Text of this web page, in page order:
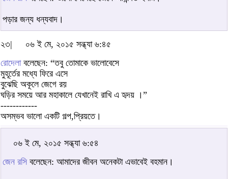
পড়ার জন্য ধন্যবাদ।
২৩|
০৬ ই মে, ২০১৫ সন্ধ্যা ৬:৪৫
রোদেলাবলেছেন: “তবু তোমাকে ভালোবেসে
মুহূর্তের মধ্যে ফিরে এসে
বুঝেছি অকূলে জেগে রয়
ঘড়ির সময়ে আর মহাকালে যেখানেই রাখি এ হৃদয় ।”
------------
অসম্ভব ভালো একটি গল্প,প্রিয়তে।
০৬ ই মে, ২০১৫ সন্ধ্যা ৬:৫৪
জেন রসি বলেছেন: আমাদের জীবন অনেকটা এভাবেই বহমান।